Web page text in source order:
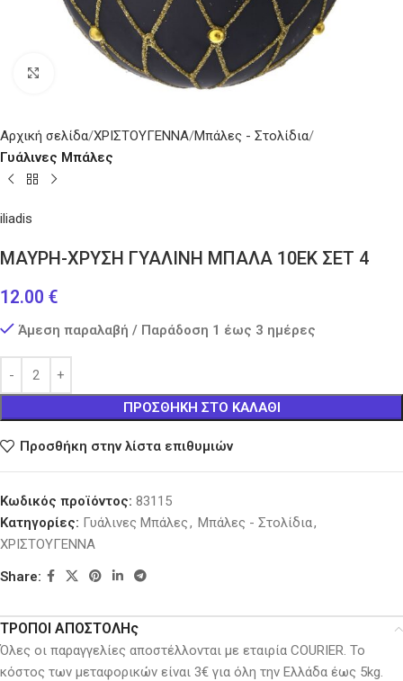
Κάντε κλικ για μεγέθυνση
Αρχική σελίδα ΧΡΙΣΤΟΥΓΕΝΝΑ Μπάλες - Στολίδια
Γυάλινες Μπάλες
iliadis
ΜΑΥΡΗ-ΧΡΥΣΗ ΓΥΑΛΙΝΗ ΜΠΑΛΑ 10ΕΚ ΣΕΤ 4
12.00 €
Άμεση παραλαβή / Παράδοση 1 έως 3 ημέρες
ΠΡΟΣΘΉΚΗ ΣΤΟ ΚΑΛΆΘΙ
Προσθήκη στην λίστα επιθυμιών
Κωδικός προϊόντος: 83115
Κατηγορίες: Γυάλινες Μπάλες, Μπάλες - Στολίδια,
ΧΡΙΣΤΟΥΓΕΝΝΑ
Share:
ΤΡΟΠΟΙ ΑΠΟΣΤΟΛΗς
Όλες οι παραγγελίες αποστέλλονται με εταιρία COURIER. Το
κόστος των μεταφορικών είναι 3€ για όλη την Ελλάδα έως 5kg.